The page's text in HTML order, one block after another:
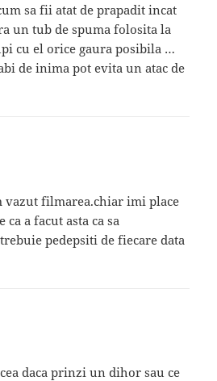
sa fii atat de prapadit incat
un tub de spuma folosita la
cu el orice gaura posibila …
de inima pot evita un atac de
vazut filmarea.chiar imi place
ca a facut asta ca sa
pedepsiti de fiecare data
daca prinzi un dihor sau ce